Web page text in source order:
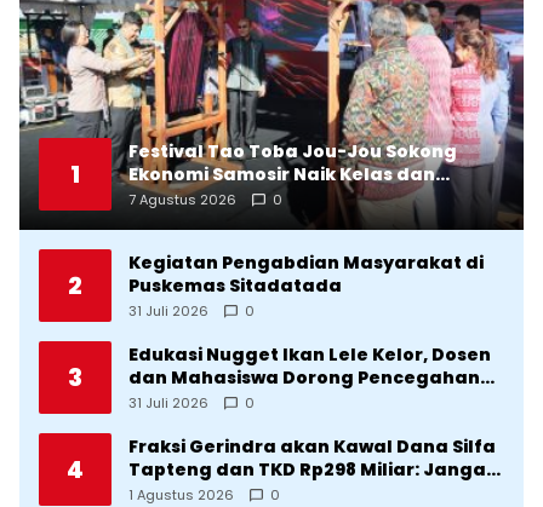
1
Festival Tao Toba Jou-Jou Sokong
Ekonomi Samosir Naik Kelas dan
Pariwisata Menjadi Sumber
Pertumbuhan Ekonomi Baru
7 Agustus 2026 0
2
Kegiatan Pengabdian Masyarakat di
Puskemas Sitadatada
31 Juli 2026 0
3
Edukasi Nugget Ikan Lele Kelor, Dosen
dan Mahasiswa Dorong Pencegahan
Stunting di Desa Silangkitang
31 Juli 2026 0
4
Fraksi Gerindra akan Kawal Dana Silfa
Tapteng dan TKD Rp298 Miliar: Jangan
Sampai Pekerjaan Pusat dan Provinsi
1 Agustus 2026 0